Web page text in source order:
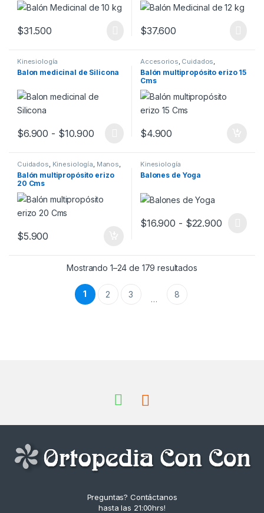
$31.500 $37.600
Kinesiología
Balon medicinal de Silicona
$6.900 - $10.900Rango de precios: desde $6.900
Este producto tiene múltiples variantes. Las opciones se
Accesorios, Cuidados,
Kinesiología Manos ,Movilidad,
Pies,Rehabilitación
Balón multipropósito erizo 15
Cms
$4.900
Cuidados, Kinesiología, Manos,
Pies
Balón multipropósito erizo
20 Cms
$5.900
Kinesiología
Balones de Yoga
$16.900 - $22.900Rango
Este producto tiene múltiples
Mostrando 1–24 de 179 resultados
1 2 3 … 8
Preguntas? Contáctanos
hasta las 21:00hrs!